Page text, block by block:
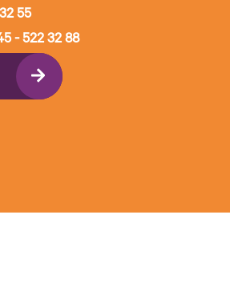
55
- 522 32 88